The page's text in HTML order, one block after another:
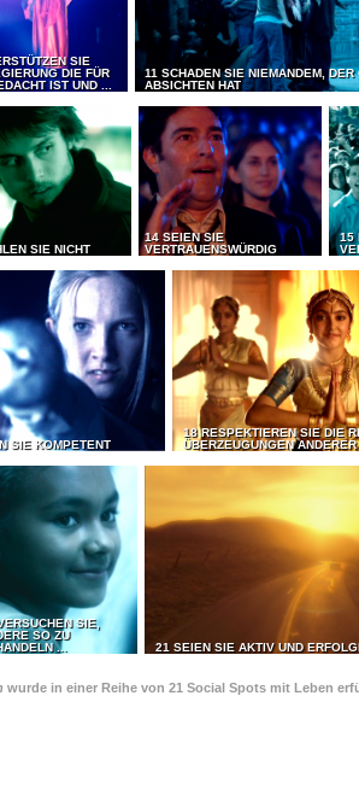
SIE
DIE FÜR
IST UND ...
11 SCHADEN SIE NIEMANDEM, DER
ABSICHTEN HAT
SIE NICHT
14 SEIEN SIE
VERTRAUENSWÜRDIG
15
SIE KOMPETENT
18 RESPEKTIEREN SIE DIE
ÜBERZEUGUNGEN ANDERER
SIE,
SO ZU
...
21 SEIEN SIE AKTIV UND
wurde in einer Reihe von 21 Social Spots mit Leben